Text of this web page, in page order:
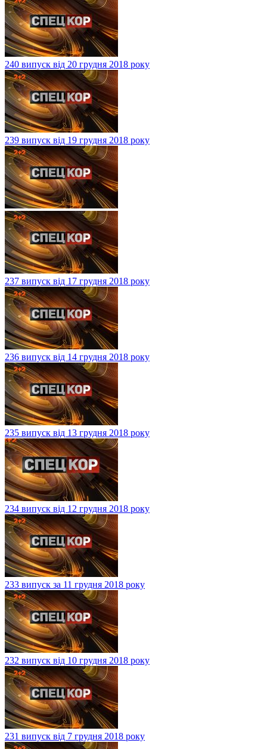
240 випуск від 20 грудня 2018 року
239 випуск від 19 грудня 2018 року
237 випуск від 17 грудня 2018 року
236 випуск від 14 грудня 2018 року
235 випуск від 13 грудня 2018 року
234 випуск від 12 грудня 2018 року
233 випуск за 11 грудня 2018 року
232 випуск від 10 грудня 2018 року
231 випуск від 7 грудня 2018 року